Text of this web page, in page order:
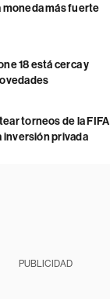
moneda más fuerte
18 está cerca y
torneos de la FIFA
inversión privada
PUBLICIDAD